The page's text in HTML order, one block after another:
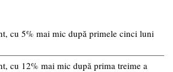
cu 5% mai mic după primele cinci luni
cu 12% mai mic după prima treime a